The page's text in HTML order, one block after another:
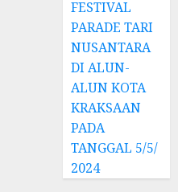
FESTIVAL
PARADE TARI
NUSANTARA
DI ALUN-
ALUN KOTA
KRAKSAAN
PADA
TANGGAL 5/5/
2024